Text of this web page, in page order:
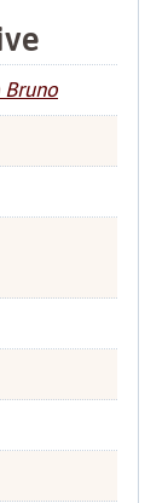
Bruno